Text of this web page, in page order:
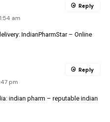
am
IndianPharmStar– Online
Reply
pm
indian pharm – reputable indian
Reply